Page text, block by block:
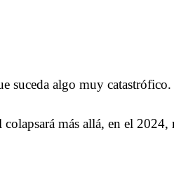
algo muy
más allá, en el